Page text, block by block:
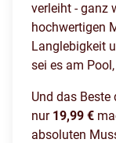
verleiht - ganz
hochwertigen
Langlebigkeit
sei es am
Und das Beste
nur 19,99 €
absoluten